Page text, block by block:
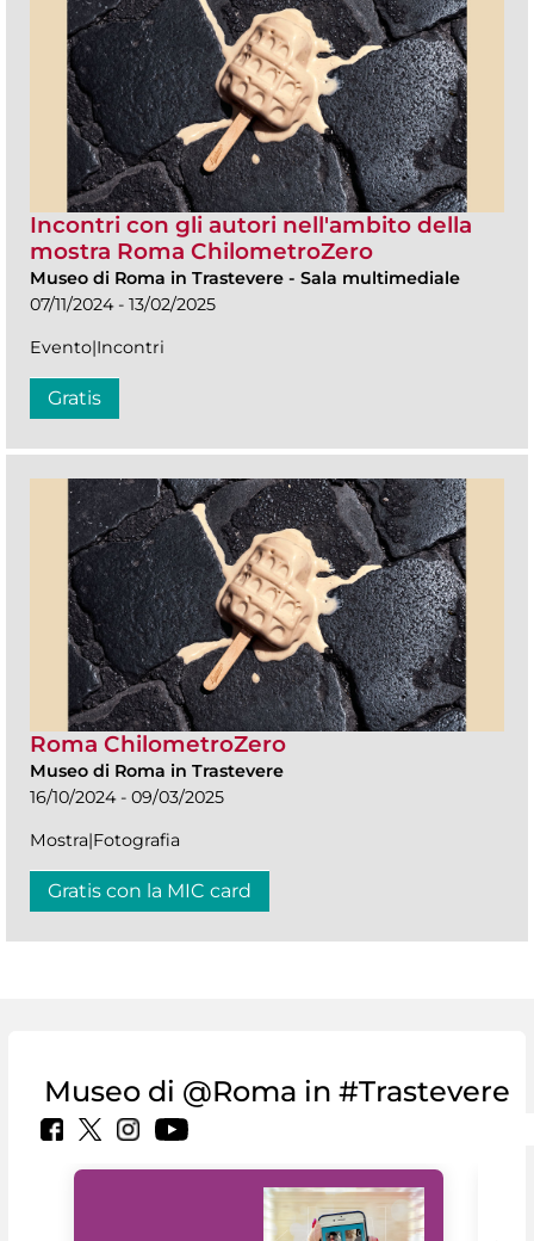
Incontri con gli autori nell'ambito della
mostra Roma ChilometroZero
Museo di Roma in Trastevere - Sala multimediale
07/11/2024 - 13/02/2025
Evento|Incontri
Gratis
Roma ChilometroZero
Museo di Roma in Trastevere
16/10/2024 - 09/03/2025
Mostra|Fotografia
Gratis con la MIC card
Museo di @Roma in #Trastevere